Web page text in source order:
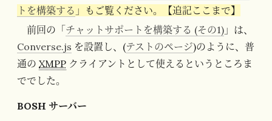
トを構築する 」もご覧ください。【追記ここまで】
前回の「チャットサポートを構築する (その1) 」は、
Converse.js を設置し、(テストのページ)のように、普
通の XMPP クライアントとして使えるというところま
ででした。
BOSH サーバー